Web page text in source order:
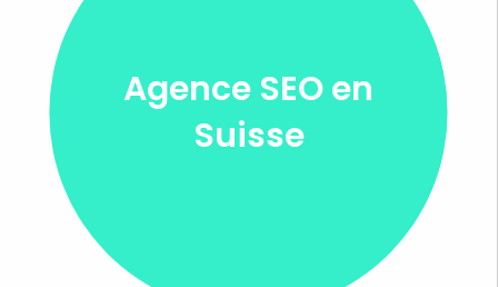
Agence SEO en
Suisse